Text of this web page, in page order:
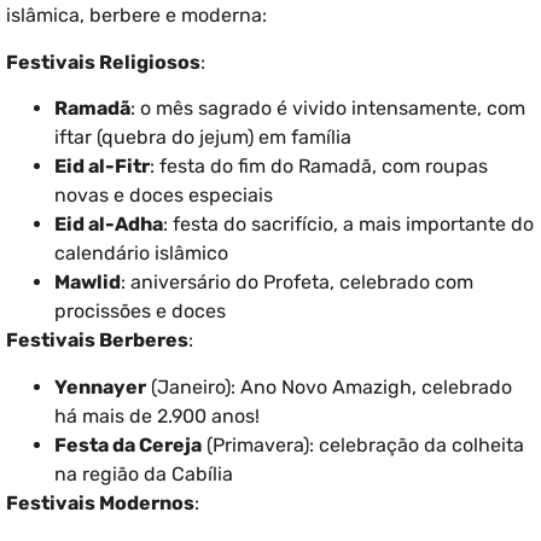
islâmica, berbere e moderna:
Festivais Religiosos:
Ramadã: o mês sagrado é vivido intensamente, com
iftar (quebra do jejum) em família
Eid al-Fitr: festa do fim do Ramadã, com roupas
novas e doces especiais
Eid al-Adha: festa do sacrifício, a mais importante do
calendário islâmico
Mawlid: aniversário do Profeta, celebrado com
procissões e doces
Festivais Berberes:
Yennayer (Janeiro): Ano Novo Amazigh, celebrado
há mais de 2.900 anos!
Festa da Cereja (Primavera): celebração da colheita
na região da Cabília
Festivais Modernos: